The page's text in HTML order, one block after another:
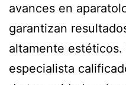
avances en
garantizan
altamente
especialista